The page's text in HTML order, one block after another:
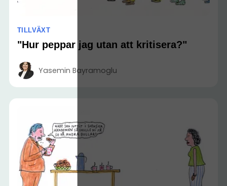
TILLVÄXT
"Hur peppar jag utan att kritisera?"
Yasemin Bayramoglu